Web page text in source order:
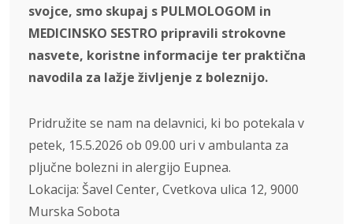
svojce, smo skupaj s PULMOLOGOM in
MEDICINSKO SESTRO pripravili strokovne
nasvete, koristne informacije ter praktična
navodila za lažje življenje z boleznijo.
Pridružite se nam na delavnici, ki bo potekala v
petek, 15.5.2026 ob 09.00 uri v ambulanta za
pljučne bolezni in alergijo Eupnea.
Lokacija: Šavel Center, Cvetkova ulica 12, 9000
Murska Sobota